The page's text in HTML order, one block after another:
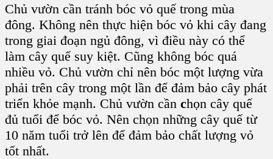
Chủ vườn cần tránh bóc vỏ quế trong mùa
đông. Không nên thực hiện bóc vỏ khi cây đang
trong giai đoạn ngủ đông, vì điều này có thể
làm cây quế suy kiệt. Cũng không bóc quá
nhiều vỏ. Chủ vườn chỉ nên bóc một lượng vừa
phải trên cây trong một lần để đảm bảo cây phát
triển khỏe mạnh. Chủ vườn cần chọn cây quế
đủ tuổi để bóc vỏ. Nên chọn những cây quế từ
10 năm tuổi trở lên để đảm bảo chất lượng vỏ
tốt nhất.